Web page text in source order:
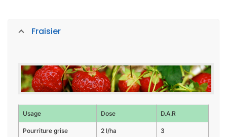
Fraisier
Usage Dose D.A.R
Pourriture grise 2 l/ha 3